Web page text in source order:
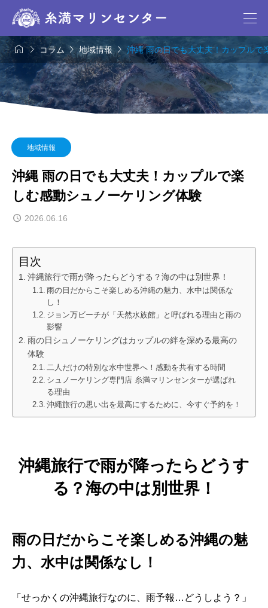
コラム 地域情報沖縄 雨の日でも大丈夫！カップルで
地域情報
沖縄 雨の日でも大丈夫！カップルで楽
しむ感動シュノーケリング体験
2026.06.16
目次
沖縄旅行で雨が降ったらどうする？海の中は別世界！
雨の日だからこそ楽しめる沖縄の魅力、水中は関係な
し！
ジョン万ビーチが「天然水族館」と呼ばれる理由と雨の
影響
雨の日シュノーケリングはカップルの絆を深める最高の
体験
二人だけの特別な水中世界へ！感動を共有する時間
シュノーケリング専門店 糸満マリンセンターが選ばれ
る理由
沖縄旅行の思い出を最高にするために、今すぐ予約を！
沖縄旅行で雨が降ったらどうす
る？海の中は別世界！
雨の日だからこそ楽しめる沖縄の魅
力、水中は関係なし！
「せっかくの沖縄旅行なのに、雨予報…どうしよう？」